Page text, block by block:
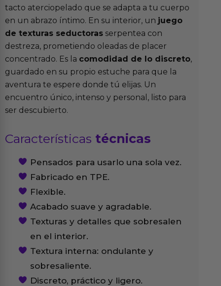
tacto aterciopelado que se adapta a tu cuerpo
en un abrazo íntimo. En su interior, un juego
de texturas seductoras serpentea con
destreza, prometiendo oleadas de placer
concentrado. Es la comodidad de lo discreto,
guardado en su propio estuche para que la
aventura te espere donde tú elijas. Un
encuentro único, intenso y personal, listo para
ser descubierto.
Características técnicas
Pensados para usarlo una sola vez.
Fabricado en TPE.
Flexible.
Acabado suave y agradable.
Texturas y detalles que sobresalen
en el interior.
Textura interna: ondulante y
sobresaliente.
Discreto, práctico y ligero.